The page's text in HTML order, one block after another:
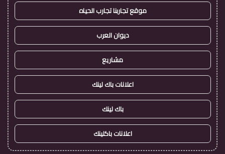
موقع تجاربنا تجارب الحياه
ديوان العرب
مشاريع
اعلانات باك لينك
باك لينك
اعلانات باكلينك